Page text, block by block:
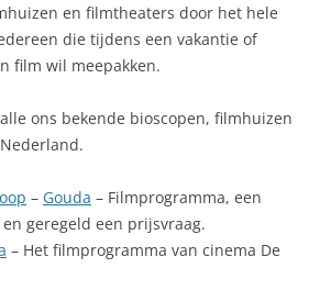
en filmtheaters door het hele
die tijdens een vakantie of
film wil meepakken.
ons bekende bioscopen, filmhuizen
– Gouda – Filmprogramma, een
geregeld een prijsvraag.
– Het filmprogramma van cinema De